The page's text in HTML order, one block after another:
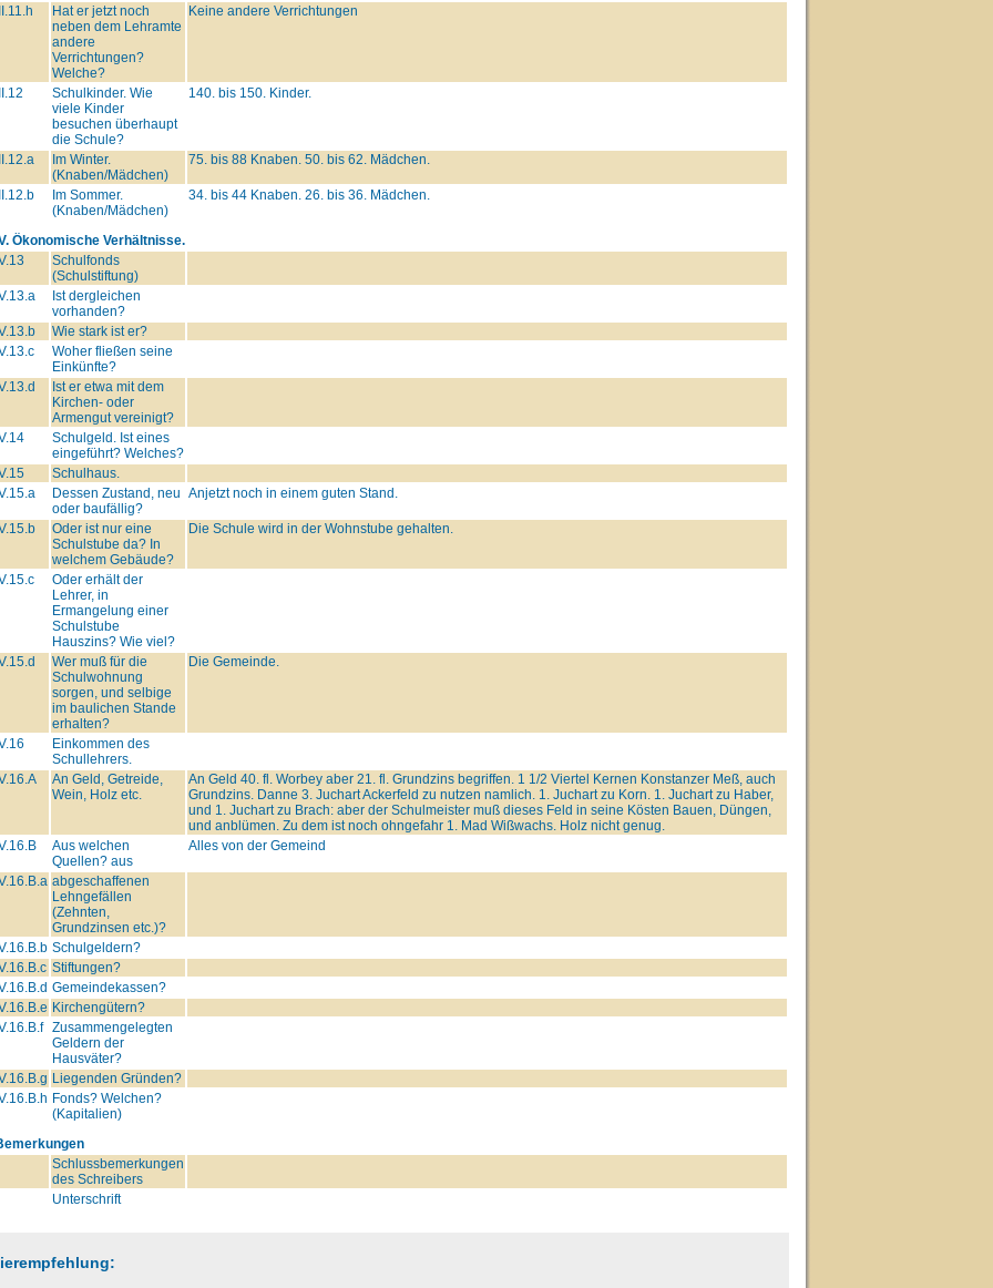
Hat er jetzt noch
neben dem Lehramte
andere
Verrichtungen?
Welche?
Keine andere Verrichtungen
Schulkinder. Wie
viele Kinder
besuchen überhaupt
die Schule?
140. bis 150. Kinder.
Im Winter.
(Knaben/Mädchen)
75. bis 88 Knaben. 50. bis 62. Mädchen.
Im Sommer.
(Knaben/Mädchen)
34. bis 44 Knaben. 26. bis 36. Mädchen.
Ökonomische Verhältnisse.
Schulfonds
(Schulstiftung)
Ist dergleichen
vorhanden?
Wie stark ist er?
Woher fließen seine
Einkünfte?
Ist er etwa mit dem
Kirchen- oder
Armengut vereinigt?
Schulgeld. Ist eines
eingeführt? Welches?
Schulhaus.
Dessen Zustand, neu
oder baufällig?
Anjetzt noch in einem guten Stand.
Oder ist nur eine
Schulstube da? In
welchem Gebäude?
Die Schule wird in der Wohnstube gehalten.
Oder erhält der
Lehrer, in
Ermangelung einer
Schulstube
Hauszins? Wie viel?
Wer muß für die
Schulwohnung
sorgen, und selbige
im baulichen Stande
erhalten?
Die Gemeinde.
Einkommen des
Schullehrers.
An Geld, Getreide,
Wein, Holz etc.
An Geld 40. fl. Worbey aber 21. fl. Grundzins begriffen. 1 1/2 Viertel Kernen Konstanzer Meß, auch
Grundzins. Danne 3. Juchart Ackerfeld zu nutzen namlich. 1. Juchart zu Korn. 1. Juchart zu Haber,
und 1. Juchart zu Brach: aber der Schulmeister muß dieses Feld in seine Kösten Bauen, Düngen,
und anblümen. Zu dem ist noch ohngefahr 1. Mad Wißwachs. Holz nicht genug.
Aus welchen
Quellen? aus
Alles von der Gemeind
abgeschaffenen
Lehngefällen
(Zehnten,
Grundzinsen etc.)?
Schulgeldern?
Stiftungen?
Gemeindekassen?
Kirchengütern?
Zusammengelegten
Geldern der
Hausväter?
Liegenden Gründen?
Fonds? Welchen?
(Kapitalien)
Schlussbemerkungen
des Schreibers
Unterschrift